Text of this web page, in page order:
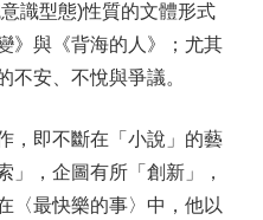
識型態)性質的文體形式
》與《背海的人》；尤其
不安、不悅與爭議。
，即不斷在「小說」的藝
」，企圖有所「創新」，
〈最快樂的事〉中，他以